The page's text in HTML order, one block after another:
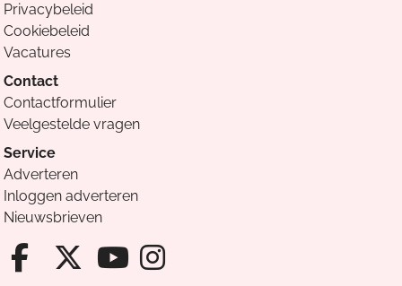
Privacybeleid
Cookiebeleid
Vacatures
Contact
Contactformulier
Veelgestelde vragen
Service
Adverteren
Inloggen adverteren
Nieuwsbrieven
Facebook van Cvandaag
X van Cvandaag
Instagram van